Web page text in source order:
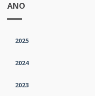
ANO
2025
2024
2023